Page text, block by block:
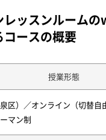
レッスンルームの
コースの概要
授業形態
区）／オンライン（切替自
マン制